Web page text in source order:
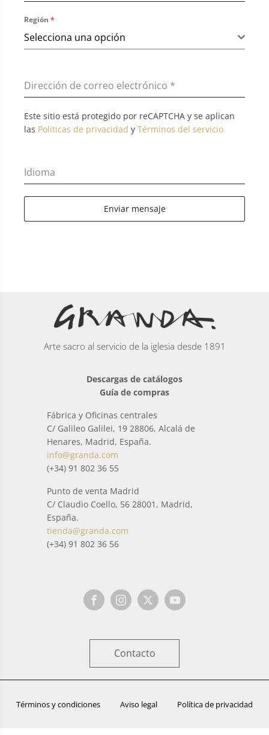
Región *
Selecciona una opción
Dirección de correo electrónico *
Este sitio está protegido por reCAPTCHA y se aplican
las Políticas de privacidad y Términos del servicio
Idioma
Enviar mensaje
Arte sacro al servicio de la iglesia desde 1891
Descargas de catálogos
Guía de compras
Fábrica y Oficinas centrales
C/ Galileo Galilei, 19 28806, Alcalá de
Henares, Madrid, España.
info@granda.com
(+34) 91 802 36 55
Punto de venta Madrid
C/ Claudio Coello, 56 28001, Madrid,
España.
tienda@granda.com
(+34) 91 802 36 56
Contacto
Términos y condiciones Aviso legal Política de privacidad